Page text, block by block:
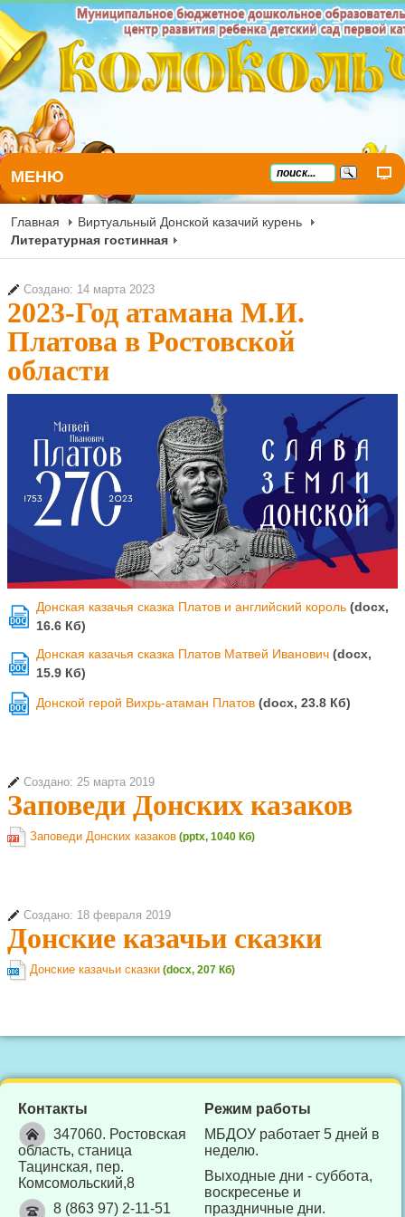
МЕНЮ
Главная
Виртуальный Донской казачий курень
Литературная гостинная
Создано: 14 марта 2023
2023-Год атамана М.И.
Платова в Ростовской
области
DOC
Донская казачья сказка Платов и английский король (docx,
16.6 Кб)
DOC
Донская казачья сказка Платов Матвей Иванович (docx,
15.9 Кб)
DOC Донской герой Вихрь-атаман Платов (docx, 23.8 Кб)
Создано: 25 марта 2019
Заповеди Донских казаков
Заповеди Донских казаков (pptx, 1040 Кб)
Создано: 18 февраля 2019
Донские казачьи сказки
Донские казачьи сказки (docx, 207 Кб)
Контакты
347060. Ростовская
область, станица
Тацинская, пер.
Комсомольский,8
8 (863 97) 2-11-51
Режим работы
МБДОУ работает 5 дней в
неделю.
Выходные дни - суббота,
воскресенье и
праздничные дни.